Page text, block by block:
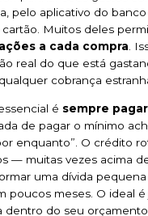
pelo aplicativo do
cartão. Muitos deles
a cada compra .
real do que está
cobrança
é sempre
de pagar o mínimo
enquanto”. O crédito
— muitas vezes acima
uma dívida
poucos meses. O ideal
dentro do seu